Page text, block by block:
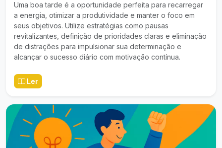
Uma boa tarde é a oportunidade perfeita para recarregar
a energia, otimizar a produtividade e manter o foco em
seus objetivos. Utilize estratégias como pausas
revitalizantes, definição de prioridades claras e eliminação
de distrações para impulsionar sua determinação e
alcançar o sucesso diário com motivação contínua.
Ler